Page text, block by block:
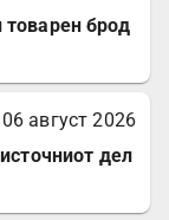
брод
06 август 2026
дел